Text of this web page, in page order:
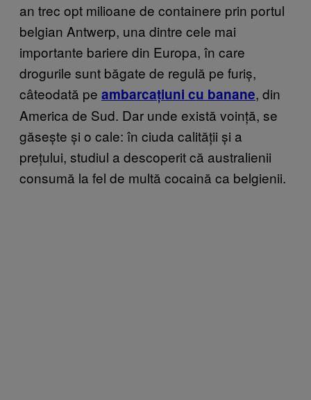
an trec opt milioane de containere prin portul
belgian Antwerp, una dintre cele mai
importante bariere din Europa, în care
drogurile sunt băgate de regulă pe furiș,
câteodată pe ambarcațiuni cu banane, din
America de Sud. Dar unde există voință, se
găsește și o cale: în ciuda calității și a
prețului, studiul a descoperit că australienii
consumă la fel de multă cocaină ca belgienii.